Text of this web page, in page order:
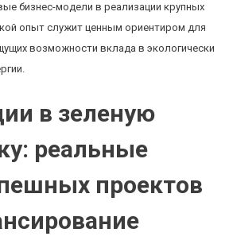
бизнес-модели в реализации крупных
опыт служит ценным ориентиром для
возможности вклада в экологически
в зеленую
реальные
проектов